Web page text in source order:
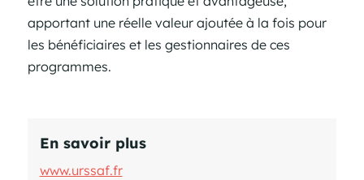
apportant une réelle valeur ajoutée à la fois pour
les bénéficiaires et les gestionnaires de ces
programmes.
En savoir plus
www.urssaf.fr